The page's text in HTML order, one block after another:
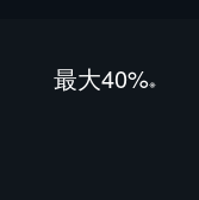
最⼤40%※